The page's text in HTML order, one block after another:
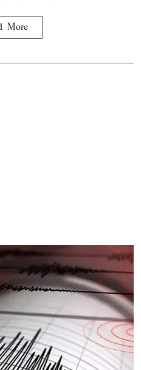
More